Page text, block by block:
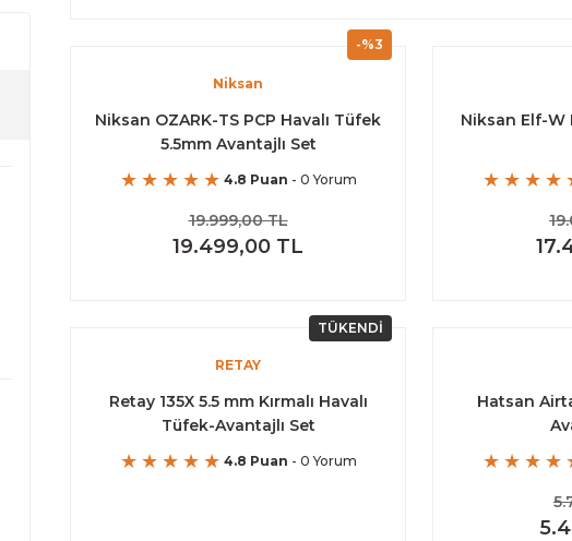
-%3
Niksan
Niksan OZARK-TS PCP Havalı Tüfek
5.5mm Avantajlı Set
4.8 Puan - 0 Yorum
19.999,00 TL
19.499,00 TL
Niksan Elf-W
TÜKENDİ
RETAY
Retay 135X 5.5 mm Kırmalı Havalı
Tüfek-Avantajlı Set
4.8 Puan - 0 Yorum
Hatsan